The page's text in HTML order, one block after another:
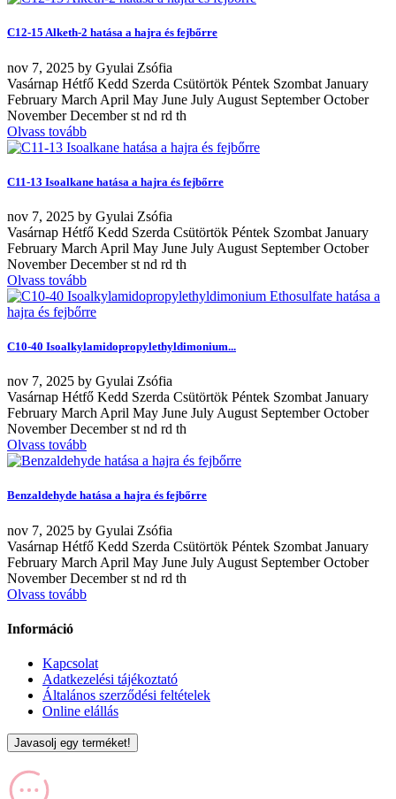
C12-15 Alketh-2 hatása a hajra és fejbőrre
nov 7, 2025 by Gyulai Zsófia
Vasárnap Hétfő Kedd Szerda Csütörtök Péntek Szombat January
February March April May June July August September October
November December st nd rd th
Olvass tovább
C11-13 Isoalkane hatása a hajra és fejbőrre
nov 7, 2025 by Gyulai Zsófia
Vasárnap Hétfő Kedd Szerda Csütörtök Péntek Szombat January
February March April May June July August September October
November December st nd rd th
Olvass tovább
C10-40 Isoalkylamidopropylethyldimonium...
nov 7, 2025 by Gyulai Zsófia
Vasárnap Hétfő Kedd Szerda Csütörtök Péntek Szombat January
February March April May June July August September October
November December st nd rd th
Olvass tovább
Benzaldehyde hatása a hajra és fejbőrre
nov 7, 2025 by Gyulai Zsófia
Vasárnap Hétfő Kedd Szerda Csütörtök Péntek Szombat January
February March April May June July August September October
November December st nd rd th
Olvass tovább
Információ
Kapcsolat
Adatkezelési tájékoztató
Általános szerződési feltételek
Online elállás
Javasolj egy terméket!